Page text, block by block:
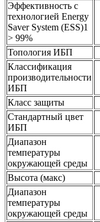
Эффективность с
технологией Energy
Saver System (ESS)1
> 99%
Топология ИБП
Классификация
производительности
ИБП
Класс защиты
Стандартный цвет
ИБП
Диапазон
температуры
окружающей среды
Высота (макс)
Диапазон
температуры
окружающей среды